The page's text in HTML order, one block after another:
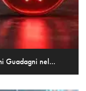
Guadagni nel...